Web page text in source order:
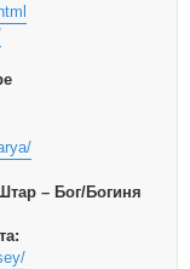
– Бог/Богиня